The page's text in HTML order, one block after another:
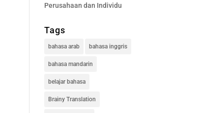
Perusahaan dan Individu
Tags
bahasa arab bahasa inggris
bahasa mandarin
belajar bahasa
Brainy Translation